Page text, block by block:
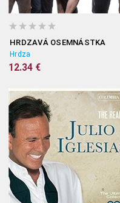
HRDZAVÁ OSEMNÁSTKA
Hrdza
12.34 €